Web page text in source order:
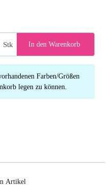
Stk In den Warenkorb
Farben/Größen
legen zu können.
Artikel